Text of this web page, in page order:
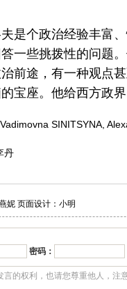
是个政治经验丰富
一些挑拨性的问题
前途，有一种观点
宝座。他给西方政
SINITSYNA,
丹
妮 页面设计：小明
密码：